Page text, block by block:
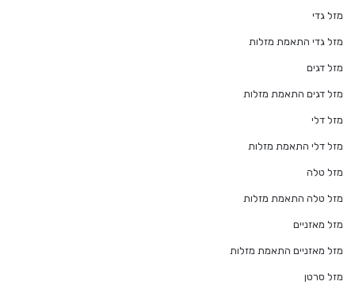
מזל גדי
מזל גדי התאמת מזלות
מזל דגים
מזל דגים התאמת מזלות
מזל דלי
מזל דלי התאמת מזלות
מזל טלה
מזל טלה התאמת מזלות
מזל מאזניים
מזל מאזניים התאמת מזלות
מזל סרטן